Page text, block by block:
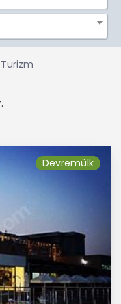
Turizm
Devremülk